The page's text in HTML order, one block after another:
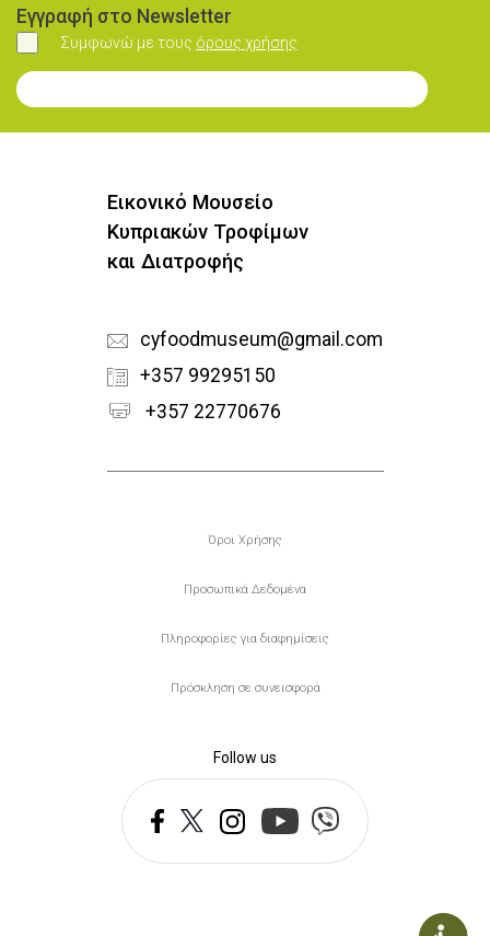
Εγγραφή στο Newsletter
Συμφωνώ
Συμφωνώ με τους όρους χρήσης
Εγγραφή στο Newsletter
Εικονικό Μουσείο
Κυπριακών Τροφίμων
και Διατροφής
cyfoodmuseum@gmail.com
+357 99295150
+357 22770676
Υποσέλιδο
Όροι Χρήσης
Προσωπικά Δεδομένα
Πληροφορίες για διαφημίσεις
Πρόσκληση σε συνεισφορά
Follow us